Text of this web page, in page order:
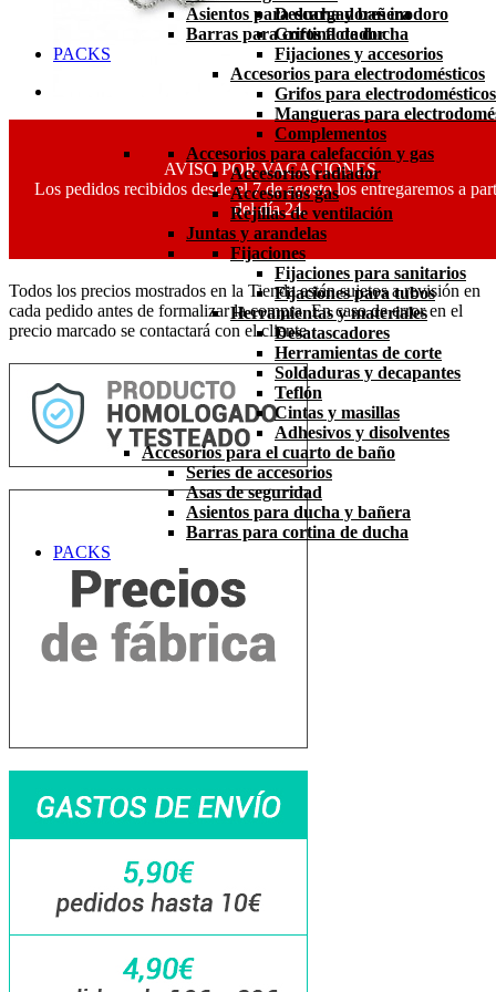
Descargadores inodoro
Grifos flotador
Fijaciones y accesorios
Accesorios para electrodomésticos
Grifos para electrodomésticos
Mangueras para
Complementos
Accesorios para calefacción y gas
Accesorios radiador
Accesorios gas
Rejillas de ventilación
Juntas y arandelas
Fijaciones
Fijaciones para sanitarios
Fijaciones para tubos
Herramientas y materiales
Desatascadores
Herramientas de corte
Soldaduras y decapantes
Teflón
Cintas y masillas
Adhesivos y disolventes
Accesorios para el cuarto de baño
Series de accesorios
Asas de seguridad
Asientos para ducha y bañera
Barras para cortina de ducha
PACKS
Asientos para ducha y bañera
Barras para cortina de ducha
PACKS
AVISO POR VACACIONES
Los pedidos recibidos desde el 7 de agosto los entregaremos a
del día 24.
Todos los precios mostrados en la Tienda están sujetos a revisión en
cada pedido antes de formalizar la compra. En caso de error en el
precio marcado se contactará con el cliente.